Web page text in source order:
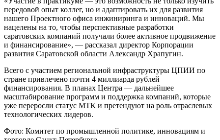
передовой опыт коллег, но и адаптировать их для развития
нашего Проектного офиса инжиниринга и инноваций. Мы
нацелены на то, чтобы перспективные разработки
саратовских компаний получали более активное продвижение
и финансирование», — рассказал директор Корпорации
развития Саратовской области Александр Храпугин.
Всего с участием региональной инфраструктуры ЦПИИ по
стране привлечено почти 4 миллиарда рублей
финансирования. В планах Центра — дальнейшее
масштабирование программ и поддержка компаний, которые
уже переросли статус МТК и претендуют на роль отраслевых
технологических лидеров.
Фото: Комитет по промышленной политике, инновациям и